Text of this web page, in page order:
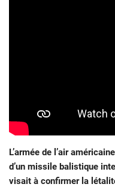
L’armée de l’air
d’un missile balistique
visait à confirmer la